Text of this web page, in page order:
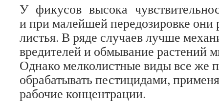
У фикусов высока
и при малейшей передозировке они
листья. В ряде случаев лучше
вредителей и обмывание растений
Однако мелколистные виды все же
обрабатывать пестицидами,
рабочие концентрации.